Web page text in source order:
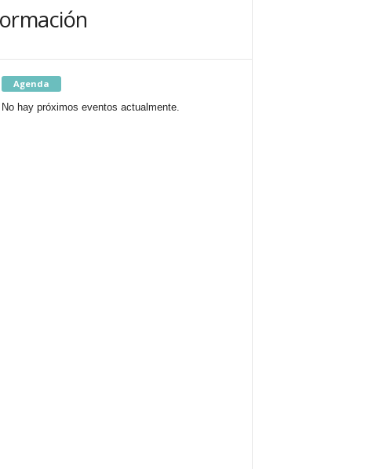
Agenda
No hay próximos eventos actualmente.